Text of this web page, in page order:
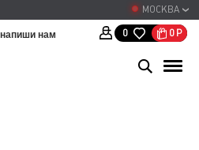
МОСКВА
напиши нам 0 0 Р